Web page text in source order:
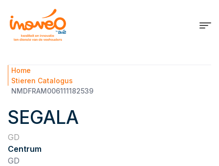
Home
Stieren Catalogus
NMDFRAM006111182539
SEGALA
GD
Centrum
GD